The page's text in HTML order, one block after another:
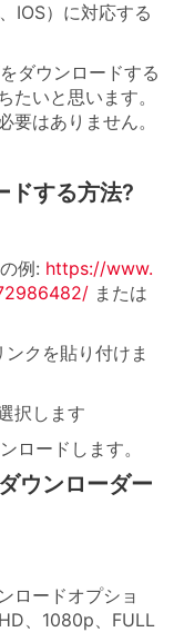
IOS）に対応する
ダウンロードする
たいと思います。
要はありません。
する方法?
例: https://www.
または
クを貼り付けま
択します
ロードします。
ウンローダー
ロードオプショ
、1080p、FULL